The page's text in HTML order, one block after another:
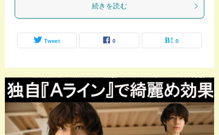
続きを読む
Tweet 0 0